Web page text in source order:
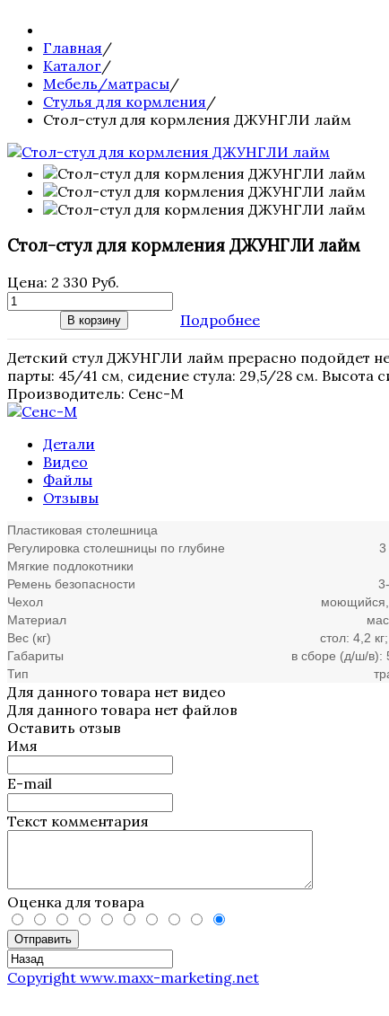
Главная /
Каталог /
Мебель/матрасы/
Стулья для кормления /
Стол-стул для кормления ДЖУНГЛИ лайм
Стол-стул для кормления ДЖУНГЛИ лайм
Цена: 2 330 Руб.
В корзину Подробнее
Детский стул ДЖУНГЛИ лайм прерасно подойдет
парты: 45/41 см, сидение стула: 29,5/28 см. Высота
Производитель: Сенс-М
Детали
Видео
Файлы
Отзывы
Пластиковая столешница
Регулировка столешницы по глубине
3
Мягкие подлокотники
Ремень безопасности
Чехол
Материал
Вес (кг)
стол: 4,2
Габариты
в сборе (д/ш/в):
Тип
Для данного товара нет видео
Для данного товара нет файлов
Оставить отзыв
Имя
E-mail
Текст комментария
Оценка для товара
Отправить
Copyright www.maxx-marketing.net